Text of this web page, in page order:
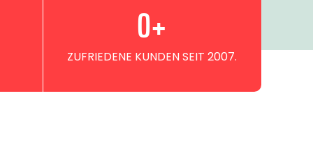
ZUFRIEDENE KUNDEN SEIT 2007.
0+